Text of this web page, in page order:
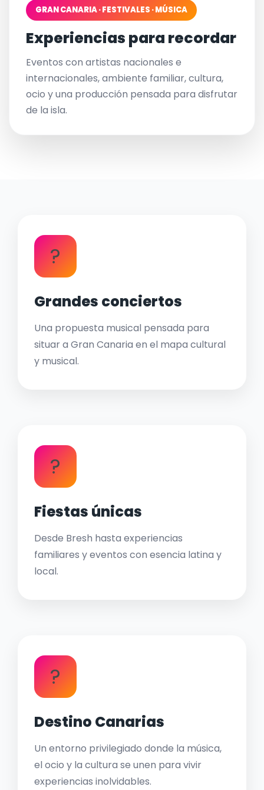
GRAN CANARIA · FESTIVALES · MÚSICA
Experiencias para recordar
Eventos con artistas nacionales e
internacionales, ambiente familiar, cultura,
ocio y una producción pensada para disfrutar
de la isla.
?
Grandes conciertos
Una propuesta musical pensada para
situar a Gran Canaria en el mapa cultural
y musical.
?
Fiestas únicas
Desde Bresh hasta experiencias
familiares y eventos con esencia latina y
local.
?
Destino Canarias
Un entorno privilegiado donde la música,
el ocio y la cultura se unen para vivir
experiencias inolvidables.